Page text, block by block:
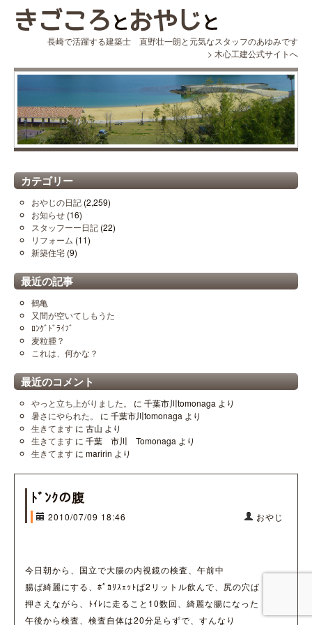
長崎で活躍する建築士 直野壮一朗と元気なスタッフのあゆみです
> 木心工建公式サイトへ
カテゴリー
おやじの日記 (2,259)
お知らせ (16)
スタッフーー日記 (22)
リフォーム (11)
新築住宅 (9)
最近の記事
鶴亀
又間が空いてしもうた
ﾛﾝｸﾞﾄﾞﾗｲﾌﾞ
麦粒腫？
これは、何かな？
最近のコメント
やっと立ち上がりました。 に 千葉市川tomonaga より
暑さにやられた。
に 千葉市川tomonaga より
生きてます に 古山 より
生きてます に 千葉 市川 Tomonaga より
生きてます に maririn より
ﾄﾞﾝｸの腹
2010/07/09 18:46 おやじ
今日朝から、国立で大腸の内視鏡の検査、午前中
腸ば綺麗にする、ﾎﾟｶﾘｽｪｯﾄば2リットル飲んで、尻の穴ば
押さえながら、ﾄｲﾚに走ること10数回、綺麗な腸になった
午後から検査、検査自体は20分足らずで、すんなり